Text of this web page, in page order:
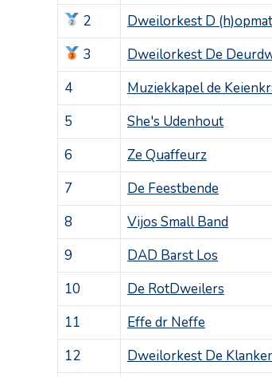
2
Dweilorkest D
3
Dweilorkest De
4
Muziekkapel de
5
She's Udenhout
6
Ze Quaffeurz
7
De Feestbende
8
Vijos Small Band
9
DAD Barst Los
10
De RotDweilers
11
Effe dr Neffe
12
Dweilorkest De